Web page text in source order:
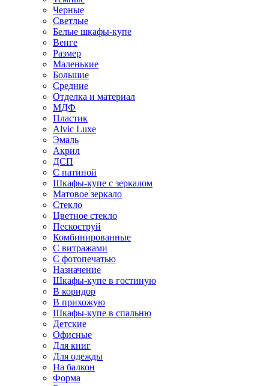
Черные
Светлые
Белые шкафы-купе
Венге
Размер
Маленькие
Большие
Средние
Отделка и материал
МДФ
Пластик
Alvic Luxe
Эмаль
Акрил
ДСП
С патиной
Шкафы-купе с зеркалом
Матовое зеркало
Стекло
Цветное стекло
Пескоструй
Комбинированные
С витражами
С фотопечатью
Назначение
Шкафы-купе в гостиную
В коридор
В прихожую
Шкафы-купе в спальню
Детские
Офисные
Для книг
Для одежды
На балкон
Форма